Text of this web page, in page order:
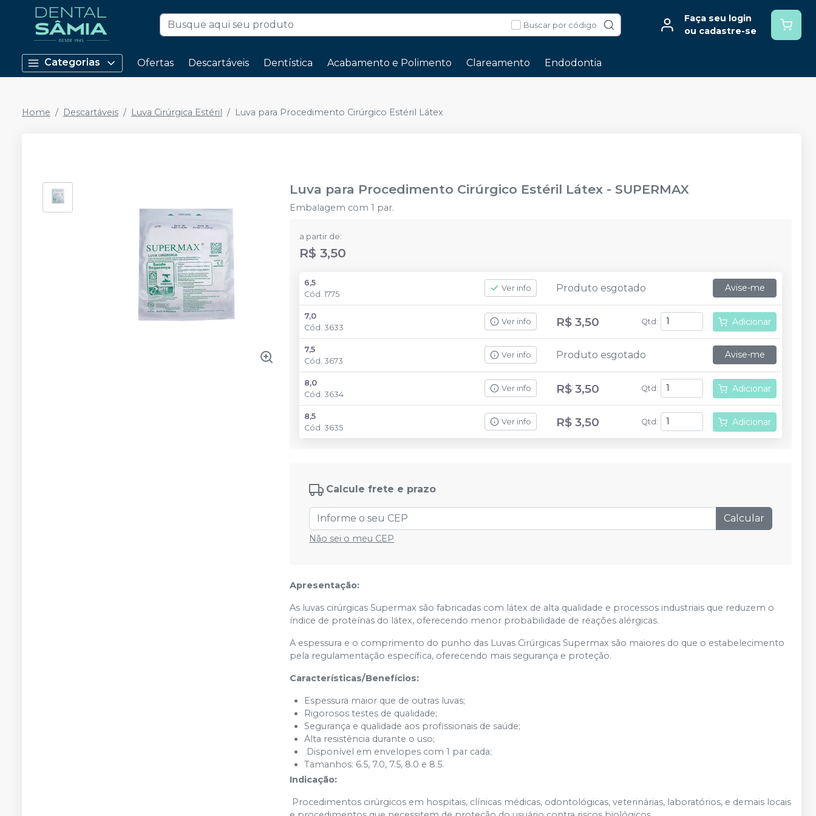
Buscar por código
Faça seu login
ou cadastre-se
Categorias Ofertas Descartáveis Dentística Acabamento e Polimento Clareamento Endodontia
Home Descartáveis Luva Cirúrgica Estéril Luva para Procedimento Cirúrgico Estéril Látex
Luva para Procedimento Cirúrgico Estéril Látex - SUPERMAX
Embalagem com 1 par.
a partir de:
R$ 3,50
6,5
Cód.1775
Ver info Produto esgotado Avise-me
7,0
Cód.3633
Ver info R$ 3,50 Qtd : Adicionar
7,5
Cód.3673
Ver info Produto esgotado Avise-me
8,0
Cód.3634
Ver info R$ 3,50 Qtd : Adicionar
8,5
Cód.3635
Ver info R$ 3,50 Qtd : Adicionar
Calcule frete e prazo
Calcular
Não sei o meu CEP
Apresentação:
As luvas cirúrgicas Supermax são fabricadas com látex de alta qualidade e processos industriais que reduzem o
índice de proteínas do látex, oferecendo menor probabilidade de reações alérgicas.
A espessura e o comprimento do punho das Luvas Cirúrgicas Supermax são maiores do que o estabelecimento
pela regulamentação específica, oferecendo mais segurança e proteção.
Características/Benefícios:
Espessura maior que de outras luvas;
Rigorosos testes de qualidade;
Segurança e qualidade aos profissionais de saúde;
Alta resistência durante o uso;
Disponível em envelopes com 1 par cada;
Tamanhos: 6.5, 7.0, 7.5, 8.0 e 8.5.
Indicação:
Procedimentos cirúrgicos em hospitais, clínicas médicas, odontológicas, veterinárias, laboratórios, e demais locais